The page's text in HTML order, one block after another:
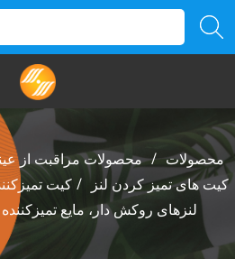
محصولات /محصولات مراقبت از
کیت های تمیز کردن لنز / کیت
لنزهای روکش دار، مایع